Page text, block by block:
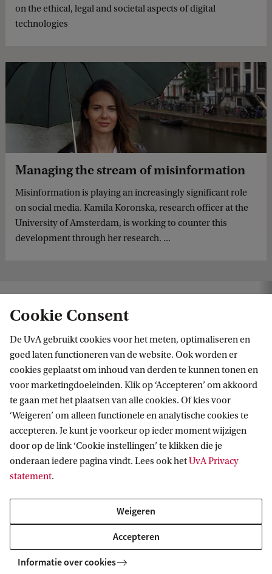
on the ethical, legal and societal aspects of digital
technologies
Managing the stream of misinformation
Misinformation is playing an increasingly significant role
on social media. Kamila Koronska, research officer at the
University of Amsterdam, is working to counter this
development through her research. ...
Informatie voor
Bachelorstudiekiezers
Masterstudiekiezers
Journalisten
Schooldecanen en vakdocenten
Direct naar
Vacatures
Doneren
Contact
UvA op social media
Cookie Consent
De UvA gebruikt cookies voor het meten, optimaliseren en
goed laten functioneren van de website. Ook worden er
cookies geplaatst om inhoud van derden te kunnen tonen en
voor marketingdoeleinden. Klik op ‘Accepteren’ om akkoord
te gaan met het plaatsen van alle cookies. Of kies voor
‘Weigeren’ om alleen functionele en analytische cookies te
accepteren. Je kunt je voorkeur op ieder moment wijzigen
door op de link ‘Cookie instellingen’ te klikken die je
onderaan iedere pagina vindt. Lees ook hetUvA Privacy
statement.
Weigeren
Accepteren
Informatie over cookies